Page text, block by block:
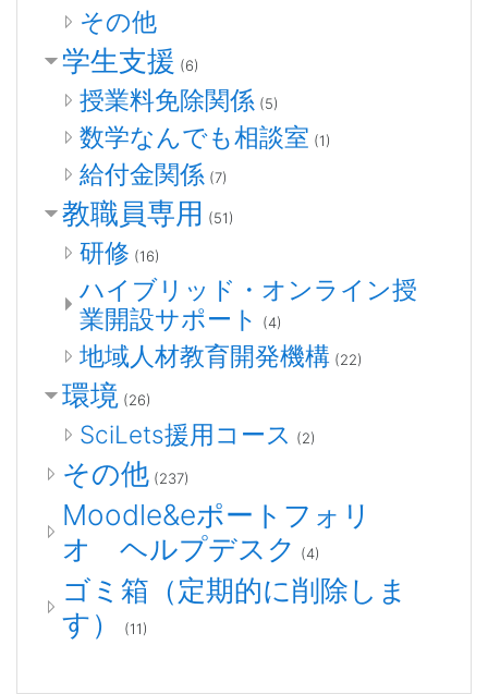
その他
学生支援 (6)
授業料免除関係 (5)
数学なんでも相談室 (1)
給付金関係 (7)
教職員専用 (51)
研修 (16)
ハイブリッド・オンライン授
業開設サポート
(4)
地域人材教育開発機構 (22)
環境 (26)
SciLets援用コース (2)
その他 (237)
Moodle&eポートフォリ
オ ヘルプデスク
(4)
ゴミ箱（定期的に削除しま
す）
(11)